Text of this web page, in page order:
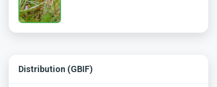
Distribution (GBIF)